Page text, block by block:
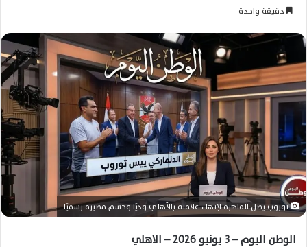
ب
ر
ي
د
ا
ل
ت
ر
و
ن
دقيقة واحدة
توروب يصل القاهرة لإنهاء علاقته بالأهلي وديًا وحسم مصيره رسميًا
الوطن اليوم – 3 يونيو 2026 – الاهلي